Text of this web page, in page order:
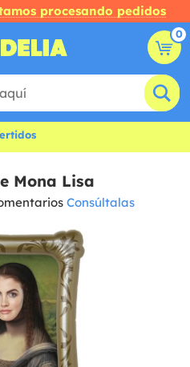
procesando pedidos
0
Mona Lisa
Consúltalas